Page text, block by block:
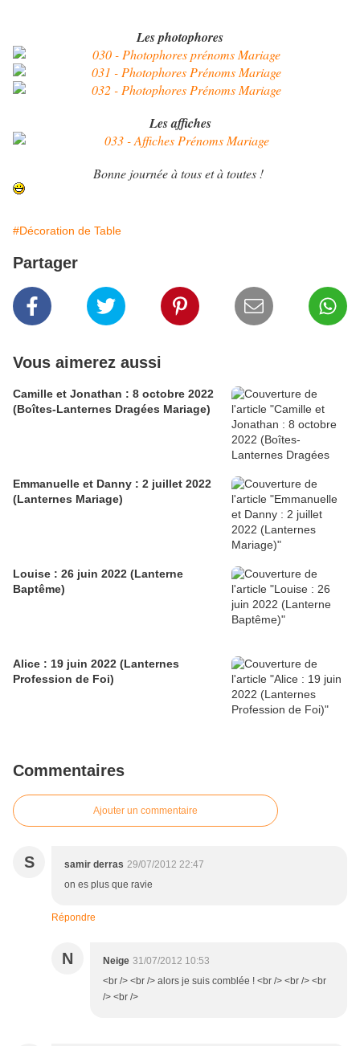
Les photophores
Les affiches
Bonne journée à tous et à toutes !
#Décoration de Table
Partager
Vous aimerez aussi
Camille et Jonathan : 8 octobre 2022
(Boîtes-Lanternes Dragées Mariage)
Emmanuelle et Danny : 2 juillet 2022
(Lanternes Mariage)
Louise : 26 juin 2022 (Lanterne
Baptême)
Alice : 19 juin 2022 (Lanternes
Profession de Foi)
Commentaires
Ajouter un commentaire
S samir derras 29/07/2012 22:47
on es plus que ravie
Répondre
N Neige 31/07/2012 10:53
<br /> <br /> alors je suis comblée ! <br /> <br /> <br
/> <br />